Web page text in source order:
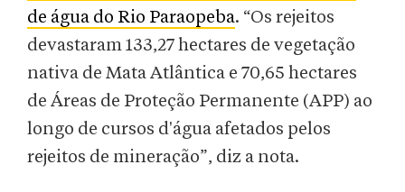
de água do Rio Paraopeba. “Os rejeitos
devastaram 133,27 hectares de vegetação
nativa de Mata Atlântica e 70,65 hectares
de Áreas de Proteção Permanente (APP) ao
longo de cursos d'água afetados pelos
rejeitos de mineração”, diz a nota.